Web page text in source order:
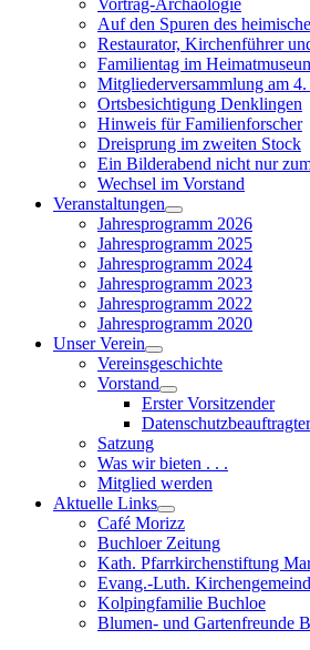
Vortrag-Archäologie
Auf den Spuren des
Restaurator, Kirchenführer
Familientag im
Mitgliederversammlung am
Ortsbesichtigung Denklingen
Hinweis für Familienforscher
Dreisprung im zweiten Stock
Ein Bilderabend nicht nur
Wechsel im Vorstand
Veranstaltungen
Show
sub
menu
Jahresprogramm 2026
Jahresprogramm 2025
Jahresprogramm 2024
Jahresprogramm 2023
Jahresprogramm 2022
Jahresprogramm 2020
Unser Verein
Show
sub
menu
Vereinsgeschichte
Vorstand
Show
sub
menu
Erster Vorsitzender
Satzung
Was wir bieten . . .
Mitglied werden
Aktuelle Links
Show
sub
menu
Café Morizz
Buchloer Zeitung
Kath. Pfarrkirchenstiftung
Evang.-Luth.
Kolpingfamilie Buchloe
Blumen- und Gartenfreunde